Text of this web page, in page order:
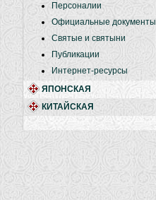
Персоналии
Официальные документы
Святые и святыни
Публикации
Интернет-ресурсы
ЯПОНСКАЯ
КИТАЙСКАЯ